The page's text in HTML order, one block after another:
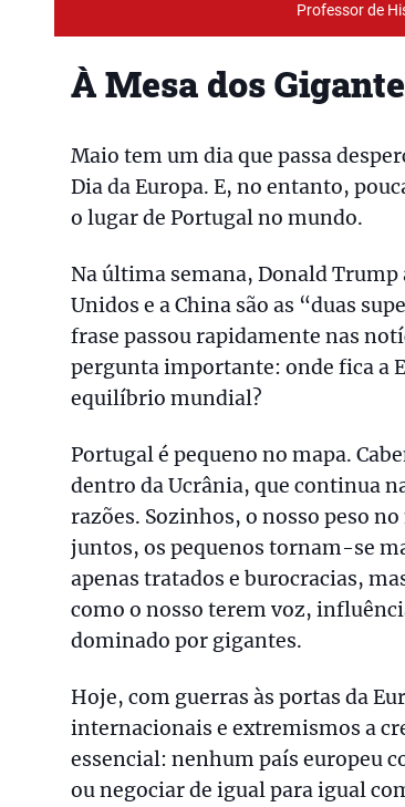
Professor de
À Mesa dos
Maio tem um dia que passa
Dia da Europa. E, no entanto,
o lugar de Portugal no mundo.
Na última semana, Donald Trump
Unidos e a China são as “duas
frase passou rapidamente nas
pergunta importante: onde fica a
equilíbrio mundial?
Portugal é pequeno no mapa.
dentro da Ucrânia, que continua
razões. Sozinhos, o nosso peso
juntos, os pequenos tornam-se
apenas tratados e burocracias,
como o nosso terem voz,
dominado por gigantes.
Hoje, com guerras às portas da
internacionais e extremismos a
essencial: nenhum país europeu
ou negociar de igual para igual